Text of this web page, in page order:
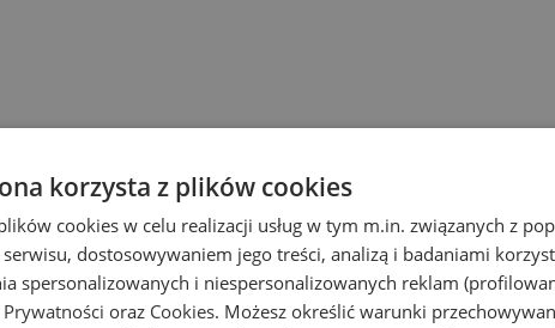
korzysta z plików cookies
cookies w celu realizacji usług w tym m.in. związanych z
dostosowywaniem jego treści, analizą i badaniami
spersonalizowanych i niespersonalizowanych reklam
oraz Cookies. Możesz określić warunki